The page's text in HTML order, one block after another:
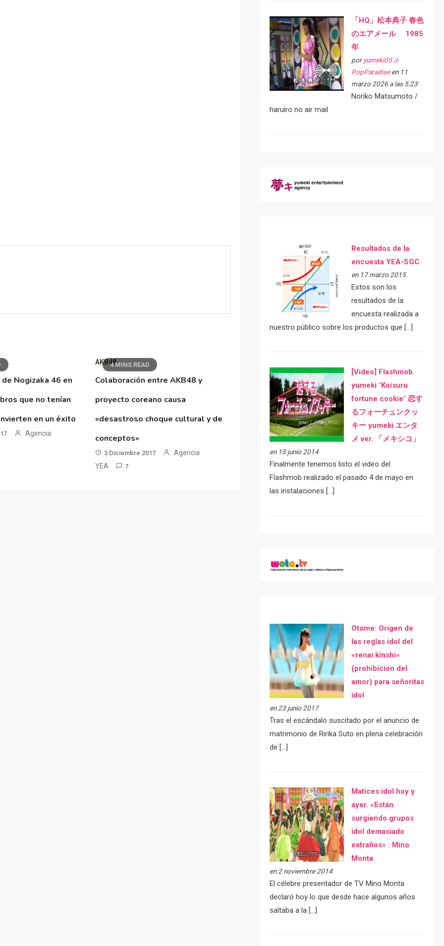
Nogizaka 46 en
que no tenían
en un éxito
Agencia
4 MINS READ
AKB48
Colaboración entre AKB48 y
proyecto coreano causa
«desastroso choque cultural y de
conceptos»
3 Diciembre 2017
Agencia
YEA
7
「HQ」松本典子 春色
のエアメール 1985
年
por yumeki05 J-
PopParadiseen 11
marzo 2026 a las 5:23
Noriko Matsumoto /
haruiro no air mail
Resultados de la
encuesta YEA-SGC
en 17 marzo 2015
Estos son los
resultados de la
encuesta realizada a
nuestro público sobre los productos que […]
[Video] Flashmob
yumeki "Koisuru
fortune cookie" 恋す
るフォーチュンクッ
キー yumeki エンタ
メ ver. 「メキシコ」
en 15 junio 2014
Finalmente tenemos listo el video del
Flashmob realizado el pasado 4 de mayo en
las instalaciones […]
Otome: Orígen de
las reglas idol del
«renai kinshi»
(prohibición del
amor) para señoritas
idol
en 23 junio 2017
Tras el escándalo suscitado por el anuncio de
matrimonio de Ririka Suto en plena celebración
de […]
Matices idol hoy y
ayer. «Están
surgiendo grupos
idol demasiado
extraños» : Mino
Monta
en 2 noviembre 2014
El célebre presentador de TV Mino Monta
declaró hoy lo que desde hace algunos años
saltaba a la […]